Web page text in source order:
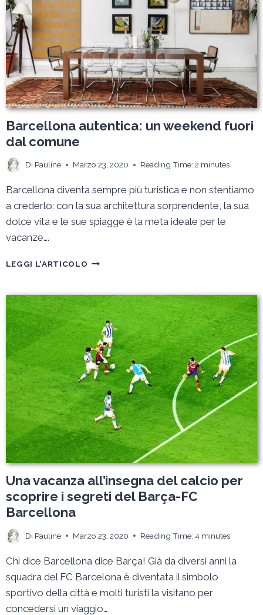
ETEROCLITO
DESIGN
DI
IERI
E
DI
OGGI
Barcellona autentica: un weekend fuori
dal comune
Di Pauline Marzo 23, 2020 Reading Time: 2 minutes
Barcellona diventa sempre più turistica e non stentiamo
a crederlo: con la sua architettura sorprendente, la sua
dolce vita e le sue spiagge è la meta ideale per le
vacanze….
LEGGI L'ARTICOLO BARCELLONA
WEEKEND
FUORI
DAL
COMUNE
Una vacanza all’insegna del calcio per
scoprire i segreti del Barça-FC
Barcellona
Di Pauline Marzo 23, 2020 Reading Time: 4 minutes
Chi dice Barcellona dice Barça! Già da diversi anni la
squadra del FC Barcelona è diventata il simbolo
sportivo della città e molti turisti la visitano per
concedersi un viaggio…